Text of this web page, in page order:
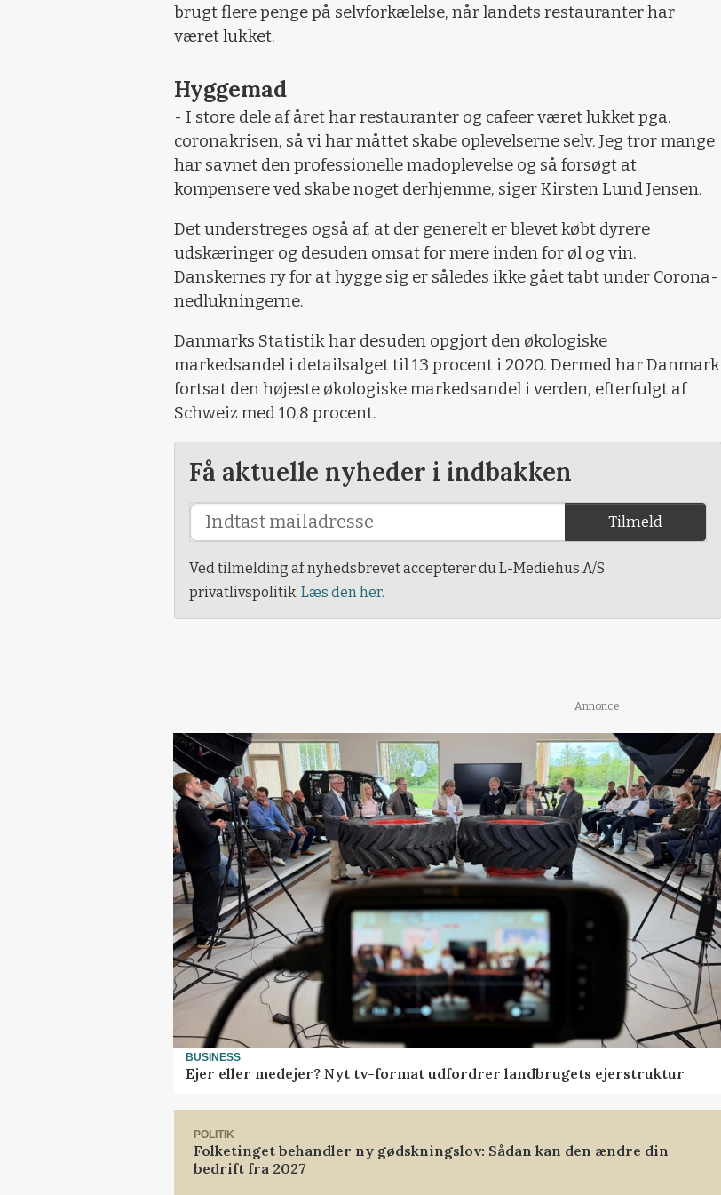
brugt flere penge på selvforkælelse, når landets restauranter har
været lukket.
Hyggemad
- I store dele af året har restauranter og cafeer været lukket pga.
coronakrisen, så vi har måttet skabe oplevelserne selv. Jeg tror mange
har savnet den professionelle madoplevelse og så forsøgt at
kompensere ved skabe noget derhjemme, siger Kirsten Lund Jensen.
Det understreges også af, at der generelt er blevet købt dyrere
udskæringer og desuden omsat for mere inden for øl og vin.
Danskernes ry for at hygge sig er således ikke gået tabt under Corona-
nedlukningerne.
Danmarks Statistik har desuden opgjort den økologiske
markedsandel i detailsalget til 13 procent i 2020. Dermed har Danmark
fortsat den højeste økologiske markedsandel i verden, efterfulgt af
Schweiz med 10,8 procent.
Få aktuelle nyheder i indbakken
Tilmeld
Ved tilmelding af nyhedsbrevet accepterer du L-Mediehus A/S
privatlivspolitik. Læs den her.
Annonce
BUSINESS
Ejer eller medejer? Nyt tv-format udfordrer landbrugets ejerstruktur
POLITIK
Folketinget behandler ny gødskningslov: Sådan kan den ændre din
bedrift fra 2027